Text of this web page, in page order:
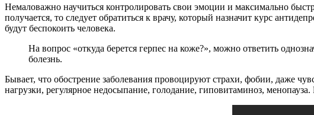
Немаловажно научиться контролировать свои эмоции и максимально
получается, то следует обратиться к врачу, который назначит курс
будут беспокоить человека.
На вопрос «откуда берется герпес на коже?», можно ответить
болезнь.
Бывает, что обострение заболевания провоцируют страхи, фобии, даже
нагрузки, регулярное недосыпание, голодание, гиповитаминоз, менопауза.